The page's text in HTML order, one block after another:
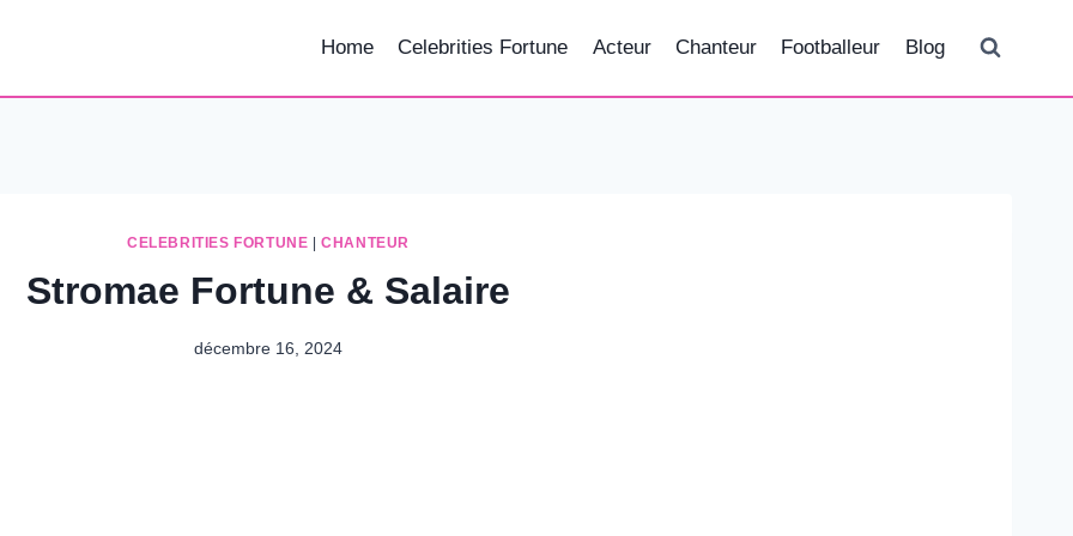
Home Celebrities Fortune Acteur Chanteur Footballeur Blog
CELEBRITIES FORTUNE |CHANTEUR
Stromae Fortune & Salaire
décembre 16, 2024